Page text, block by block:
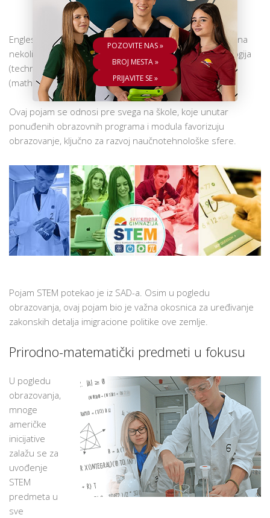
Engleski pojamSTEMjavlja se kao akronim, koji upućuje na
nekoliko akademskih disciplina: nauka (science), tehnologija
(technology), inženjering (engineering) i matematika
(mathematics).
Ovaj pojam se odnosi pre svega na škole, koje unutar
ponuđenih obrazovnih programa i modula favorizuju
obrazovanje, ključno za razvoj naučnotehnološke sfere.
Pojam STEM potekao je iz SAD-a. Osim u pogledu
obrazovanja, ovaj pojam bio je važna okosnica za uređivanje
zakonskih detalja imigracione politike ove zemlje.
Prirodno-matematički predmeti u fokusu
U pogledu
obrazovanja,
mnoge
američke
inicijative
zalažu se za
uvođenje
STEM
predmeta u
sve
POZOVITE NAS »
BROJ MESTA »
PRIJAVITE SE »